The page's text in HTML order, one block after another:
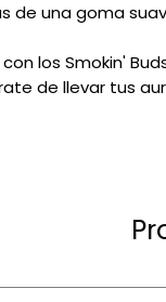
de una goma
los Smokin'
de llevar tus